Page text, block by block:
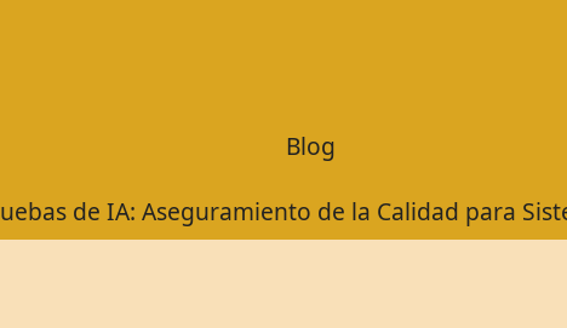
Blog
de IA: Aseguramiento de la Calidad para